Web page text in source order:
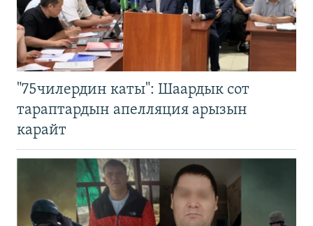
"75чилердин каты": Шаардык сот
тараптардын апелляция арызын
карайт